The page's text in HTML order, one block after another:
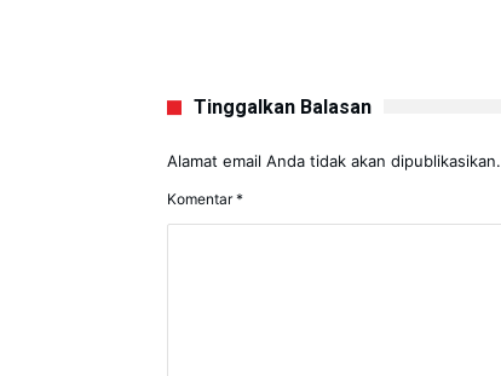
Tinggalkan Balasan
Alamat email Anda tidak akan dipublikasikan.
Komentar*